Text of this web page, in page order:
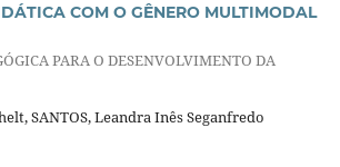
COM O GÊNERO MULTIMODAL
PARA O DESENVOLVIMENTO DA
SANTOS, Leandra Inês Seganfredo